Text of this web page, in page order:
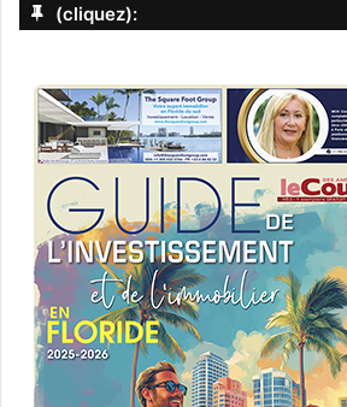
(cliquez):